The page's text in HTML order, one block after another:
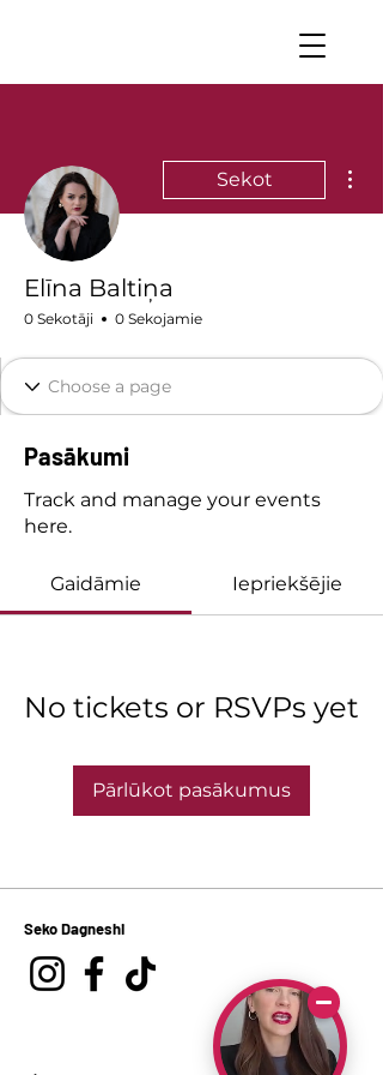
Sekot
Elīna Baltiņa
0 Sekotāji 0 Sekojamie
Pasākumi
Track and manage your events
here.
Gaidāmie Iepriekšējie
No tickets or RSVPs yet
Pārlūkot pasākumus
Seko Dagneshi